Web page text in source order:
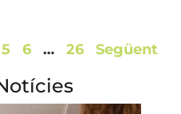
5 6 … 26 Següent